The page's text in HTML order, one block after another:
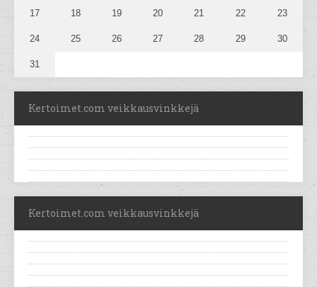
17 18 19 20 21 22 23
24 25 26 27 28 29 30
31
Kertoimet.com veikkausvinkkejä
Kertoimet.com veikkausvinkkejä